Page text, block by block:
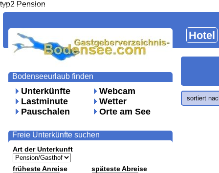
typ2 Pension
Unterkünfte
Lastminute
Pauschalen
Webcam
Wetter
Orte am See
Bodenseeurlaub finden
Art der Unterkunft
früheste Anreise späteste Abreise
Freie Unterkünfte suchen
Hotel
sortiert